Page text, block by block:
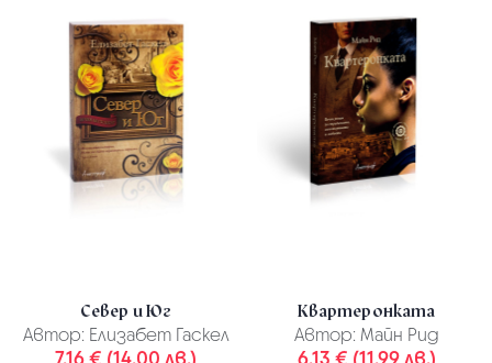
Север и Юг
Автор: Елизабет Гаскел
Квартеронката
Автор: Майн Рид